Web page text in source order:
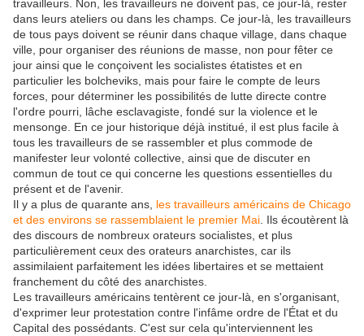
travailleurs. Non, les travailleurs ne doivent pas, ce jour-là, rester
dans leurs ateliers ou dans les champs. Ce jour-là, les travailleurs
de tous pays doivent se réunir dans chaque village, dans chaque
ville, pour organiser des réunions de masse, non pour fêter ce
jour ainsi que le conçoivent les socialistes étatistes et en
particulier les bolcheviks, mais pour faire le compte de leurs
forces, pour déterminer les possibilités de lutte directe contre
l'ordre pourri, lâche esclavagiste, fondé sur la violence et le
mensonge. En ce jour historique déjà institué, il est plus facile à
tous les travailleurs de se rassembler et plus commode de
manifester leur volonté collective, ainsi que de discuter en
commun de tout ce qui concerne les questions essentielles du
présent et de l'avenir.
Il y a plus de quarante ans, les travailleurs américains de Chicago
et des environs se rassemblaient le premier Mai . Ils écoutèrent là
des discours de nombreux orateurs socialistes, et plus
particulièrement ceux des orateurs anarchistes, car ils
assimilaient parfaitement les idées libertaires et se mettaient
franchement du côté des anarchistes.
Les travailleurs américains tentèrent ce jour-là, en s'organisant,
d'exprimer leur protestation contre l'infâme ordre de l'État et du
Capital des possédants. C'est sur cela qu'interviennent les